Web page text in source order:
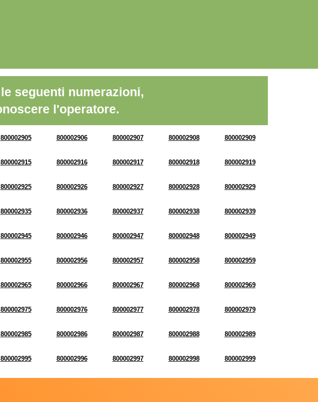
seguenti numerazioni,
l'operatore.
800002905 800002906 800002907 800002908 800002909
800002915 800002916 800002917 800002918 800002919
800002925 800002926 800002927 800002928 800002929
800002935 800002936 800002937 800002938 800002939
800002945 800002946 800002947 800002948 800002949
800002955 800002956 800002957 800002958 800002959
800002965 800002966 800002967 800002968 800002969
800002975 800002976 800002977 800002978 800002979
800002985 800002986 800002987 800002988 800002989
800002995 800002996 800002997 800002998 800002999